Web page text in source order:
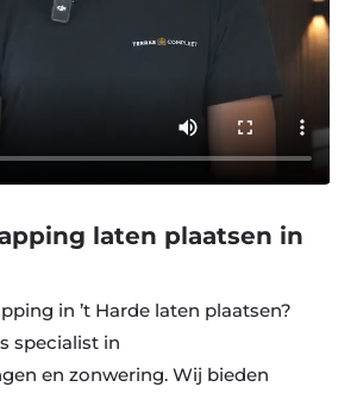
laten plaatsen in
in ’t Harde laten plaatsen?
specialist in
en zonwering. Wij bieden